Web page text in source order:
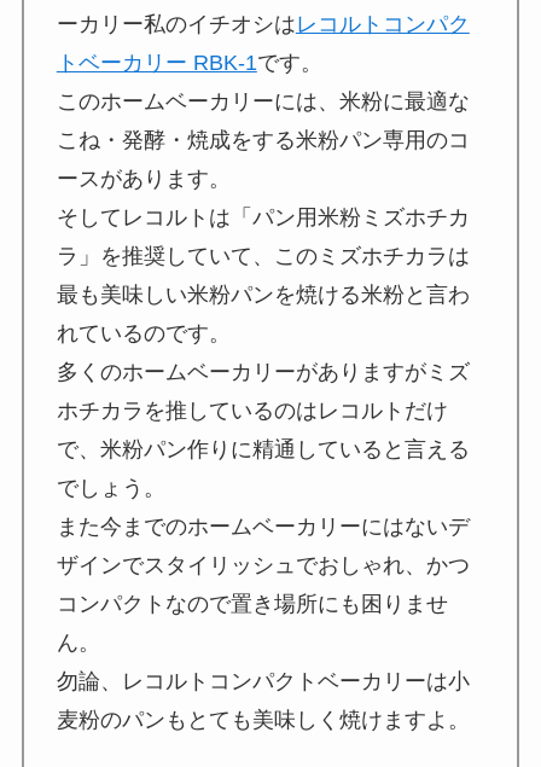
ーカリー私のイチオシはレコルトコンパク
トベーカリー RBK-1です。
このホームベーカリーには、米粉に最適な
こね・発酵・焼成をする米粉パン専用のコ
ースがあります。
そしてレコルトは「パン用米粉ミズホチカ
ラ」を推奨していて、このミズホチカラは
最も美味しい米粉パンを焼ける米粉と言わ
れているのです。
多くのホームベーカリーがありますがミズ
ホチカラを推しているのはレコルトだけ
で、米粉パン作りに精通していると言える
でしょう。
また今までのホームベーカリーにはないデ
ザインでスタイリッシュでおしゃれ、かつ
コンパクトなので置き場所にも困りませ
ん。
勿論、レコルトコンパクトベーカリーは小
麦粉のパンもとても美味しく焼けますよ。